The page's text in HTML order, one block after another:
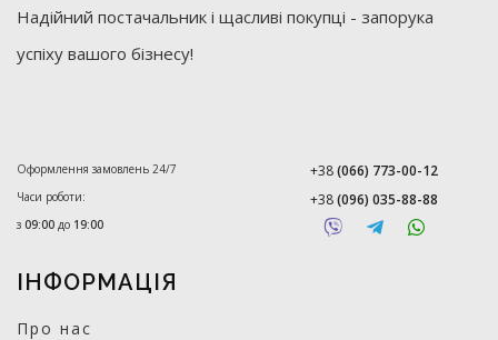
Надійний постачальник і щасливі покупці - запорука
успіху вашого бізнесу!
Оформлення замовлень 24/7
Часи роботи:
з 09:00 до 19:00
+38(066) 773-00-12
+38(096) 035-88-88
ІНФОРМАЦІЯ
Про нас